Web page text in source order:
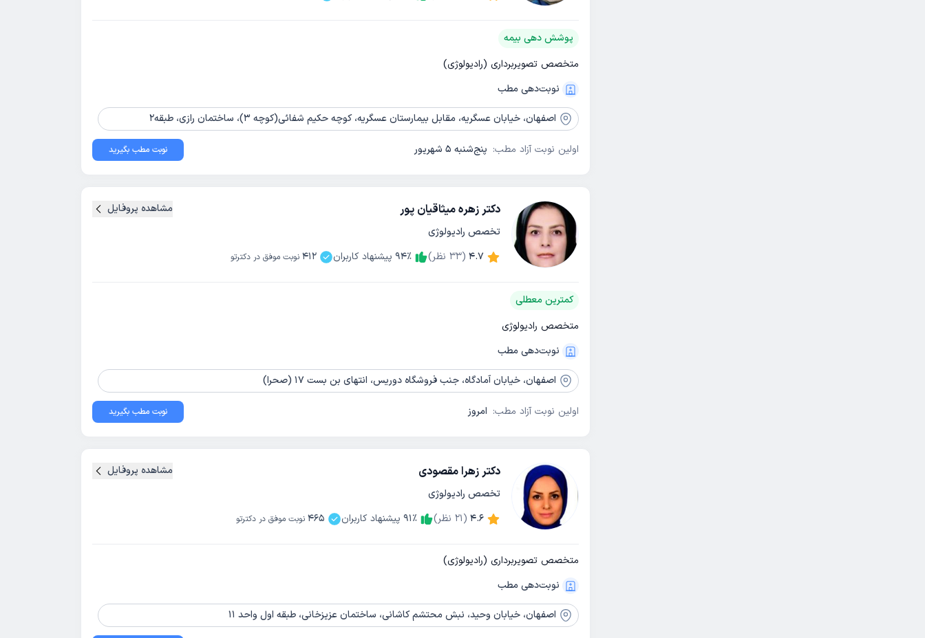
پوشش دهی بیمه
متخصص تصویربرداری (رادیولوژی)
نوبت‌دهی مطب
اصفهان، خیابان عسگریه، مقابل بیمارستان عسگریه، کوچه حکیم شفائی(کوچه 3)، ساختمان رازی، طبقه2
اولین نوبت آزاد مطب: پنج‌شنبه 5 شهریور نوبت مطب بگیرید
دکتر زهره میثاقیان پور
تخصص رادیولوژی
4.7
(
33 نظر) 94٪ پیشنهاد کاربران 412 نوبت موفق در دکترتو
مشاهده پروفایل
کمترین معطلی
متخصص رادیولوژی
نوبت‌دهی مطب
اصفهان، خیابان آمادگاه، جنب فروشگاه دوریس، انتهای بن بست 17 (صحرا)
اولین نوبت آزاد مطب: امروز نوبت مطب بگیرید
دکتر زهرا مقصودی
تخصص رادیولوژی
4.6
(
21 نظر) 91٪ پیشنهاد کاربران 465 نوبت موفق در دکترتو
مشاهده پروفایل
متخصص تصویربرداری (رادیولوژی)
نوبت‌دهی مطب
اصفهان، خیابان وحید، نبش محتشم کاشانی، ساختمان عزیزخانی، طبقه اول واحد 11